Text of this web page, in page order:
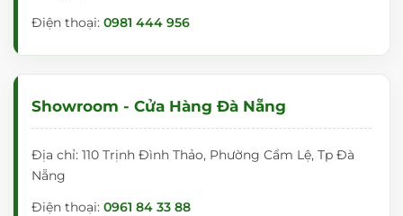
Điện thoại: 0981 444 956
Showroom - Cửa Hàng Đà Nẵng
Địa chỉ: 110 Trịnh Đình Thảo, Phường Cẩm Lệ, Tp Đà
Nẵng
Điện thoại: 0961 84 33 88